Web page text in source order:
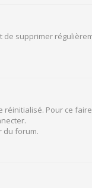
supprimer
Pour ce
du forum.